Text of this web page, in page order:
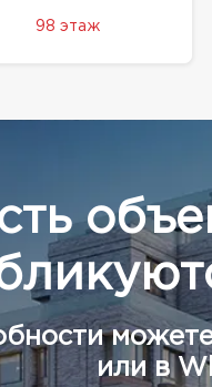
98 этаж
или в